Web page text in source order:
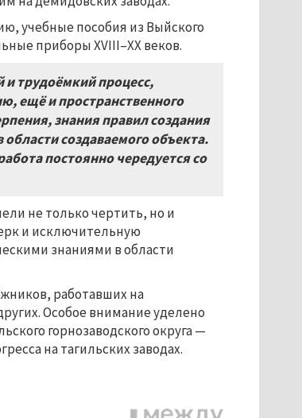
учебные пособия из Выйского
приборы XVIII–XX веков.
и трудоёмкий процесс,
ещё и пространственного
знания правил создания
создаваемого объекта.
постоянно чередуется со
не только чертить, но и
и исключительную
знаниями в области
работавших на
Особое внимание уделено
горнозаводского округа —
на тагильских заводах.